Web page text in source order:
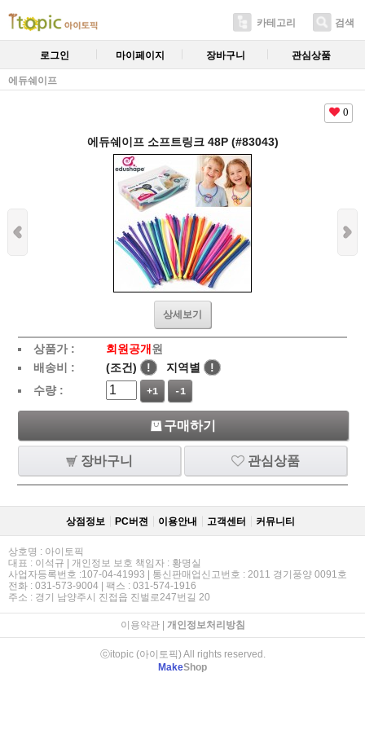
카테고리 검색
로그인 마이페이지 장바구니 관심상품
에듀쉐이프
0
에듀쉐이프 소프트링크 48P (#83043)
상세보기
상품가 : 회원공개 원
배송비 :
(조건) ! 지역별
!
수량 :
+1 -1
구매하기
장바구니 관심상품
상점정보 PC버젼 이용안내 고객센터 커뮤니티
상호명 : 아이토픽
대표 : 이석규 | 개인정보 보호 책임자 : 황명실
사업자등록번호 :107-04-41993 | 통신판매업신고번호 : 2011 경기풍양 0091호
전화 : 031-573-9004 | 팩스 : 031-574-1916
주소 : 경기 남양주시 진접읍 진벌로247번길 20
이용약관| 개인정보처리방침
ⓒitopic (아이토픽) All rights reserved.
MakeShop